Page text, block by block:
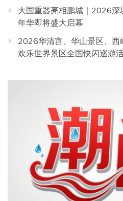
大国重器亮相鹏城｜2026
年华即将盛大启幕
2026华清宫、华山景区、西
欢乐世界景区全国快闪巡游